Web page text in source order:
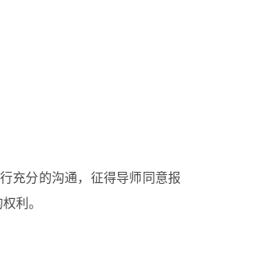
充分的沟通，征得导师同意报
利。